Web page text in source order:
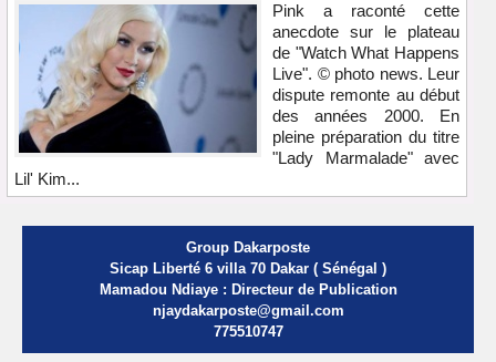
Pink a raconté cette
anecdote sur le plateau
de "Watch What Happens
Live". © photo news. Leur
dispute remonte au début
des années 2000. En
pleine préparation du titre
"Lady Marmalade" avec
Lil' Kim...
Group Dakarposte
Sicap Liberté 6 villa 70 Dakar ( Sénégal )
Mamadou Ndiaye : Directeur de Publication
njaydakarposte@gmail.com
775510747